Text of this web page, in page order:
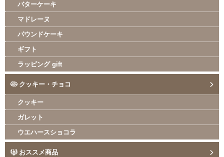
バターケーキ
マドレーヌ
パウンドケーキ
ギフト
ラッピング gift
クッキー・チョコ
クッキー
ガレット
ウエハースショコラ
おススメ商品